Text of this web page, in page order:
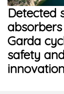
Detected
Garda
safety